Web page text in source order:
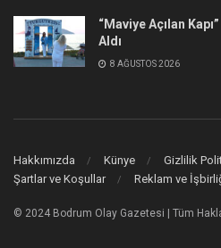
“Maviye Açılan
Aldı
8 AĞUSTOS 2026
Hakkımızda Künye
Gizlilik
Şartlar ve Koşullar
Reklam ve
© 2024 Bodrum Olay Gazetesi | Tüm